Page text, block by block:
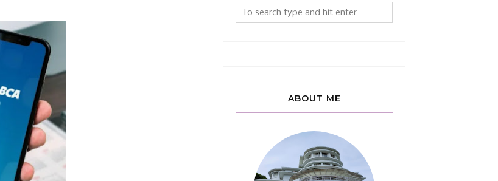
ABOUT ME